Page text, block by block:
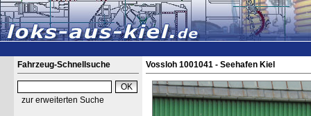
Fahrzeug-Schnellsuche
zur erweiterten Suche
Vossloh 1001041 - Seehafen Kiel